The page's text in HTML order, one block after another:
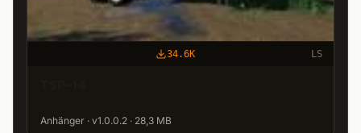
34.6K LS
Anhänger · v1.0.0.2 · 28,3 MB